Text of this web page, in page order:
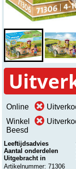
Online
Winkel
Beesd
Leeftijdsadvies
Aantal onderdelen
Uitgebracht in
Artikelnummer: 71306